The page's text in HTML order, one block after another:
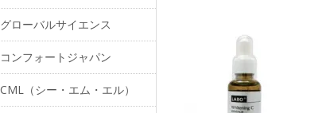
グローバルサイエンス
コンフォートジャパン
CML（シー・エム・エル）